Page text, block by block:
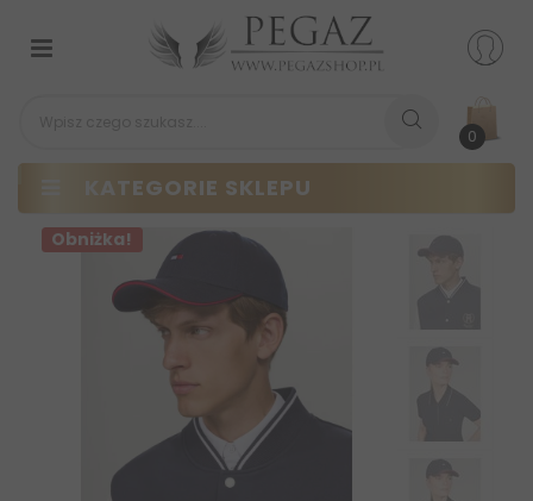
0
KATEGORIE SKLEPU
Przełącz
nawigacji
Obniżka!